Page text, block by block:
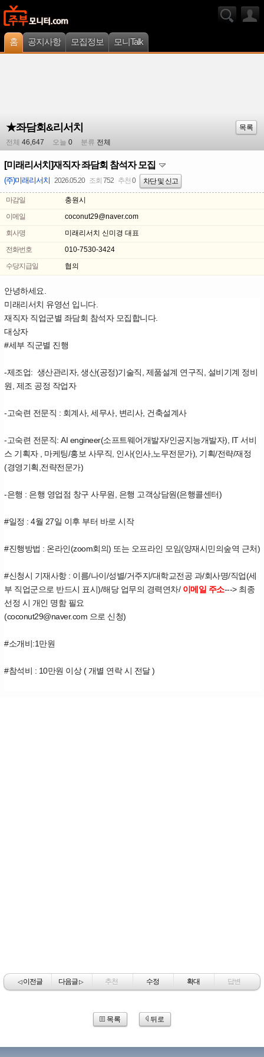
홈 공지사항 모집정보 모니Talk
★좌담회&리서치
목록
전체 46,647 오늘 0 분류 전체
[미래리서치]재직자 좌담회 참석자 모집
(주)미래리서치 2026.05.20 조회 752 추천 0 차단 및 신고
마감일
충원시
이메일
coconut29@naver.com
회사명
미래리서치 신미경 대표
전화번호
010-7530-3424
수당지급일
협의
안녕하세요.
미래리서치 유영선 입니다.
재직자 직업군별 좌담회 참석자 모집합니다.
대상자
#세부 직군별 진행
-제조업: 생산관리자, 생산(공정)기술직, 제품설계 연구직, 설비기계 정비
원, 제조 공정 작업자
-고숙련 전문직 : 회계사, 세무사, 변리사, 건축설계사
-고숙련 전문직: AI engineer(소프트웨어개발자/인공지능개발자), IT 서비
스 기획자 , 마케팅/홍보 사무직, 인사(인사,노무전문가), 기획/전략/재정
(경영기획,전략전문가)
-은행 : 은행 영업점 창구 사무원, 은행 고객상담원(은행콜센터)
#일정 : 4월 27일 이후 부터 바로 시작
#진행방법 : 온라인(zoom회의) 또는 오프라인 모임(양재시민의숲역 근처)
#신청시 기재사항 : 이름/나이/성별/거주지/대학교전공 과/회사명/직업(세
부 직업군으로 반드시 표시)/해당 업무의 경력연차/ 이메일 주소---> 최종
선정 시 개인 명함 필요
(coconut29@naver.com 으로 신청)
#소개비:1만원
#참석비 : 10만원 이상 ( 개별 연락 시 전달 )
◁이전글 다음글▷ 추천 수정 확대 답변
목록 뒤로